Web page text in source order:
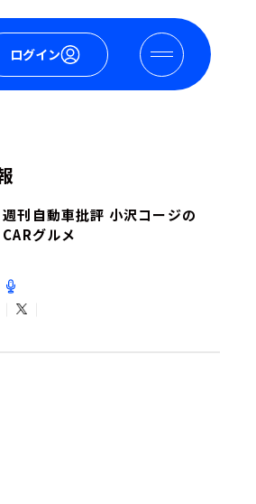
ログイン
週刊自動車批評 小沢コージの
CARグルメ